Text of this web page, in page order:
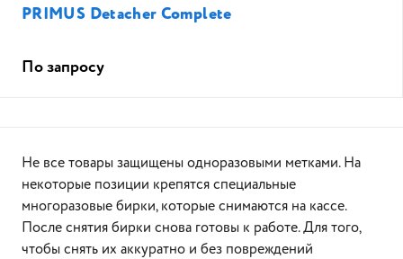
PRIMUS Detacher Complete
По запросу
Не все товары защищены одноразовыми метками. На
некоторые позиции крепятся специальные
многоразовые бирки, которые снимаются на кассе.
После снятия бирки снова готовы к работе. Для того,
чтобы снять их аккуратно и без повреждений